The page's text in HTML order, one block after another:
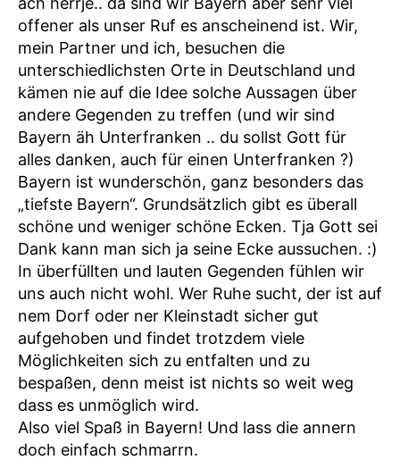
offener als unser Ruf es anscheinend ist. Wir,
mein Partner und ich, besuchen die
unterschiedlichsten Orte in Deutschland und
kämen nie auf die Idee solche Aussagen über
andere Gegenden zu treffen (und wir sind
Bayern äh Unterfranken .. du sollst Gott für
alles danken, auch für einen Unterfranken ?)
Bayern ist wunderschön, ganz besonders das
„tiefste Bayern“. Grundsätzlich gibt es überall
schöne und weniger schöne Ecken. Tja Gott sei
Dank kann man sich ja seine Ecke aussuchen. :)
In überfüllten und lauten Gegenden fühlen wir
uns auch nicht wohl. Wer Ruhe sucht, der ist auf
nem Dorf oder ner Kleinstadt sicher gut
aufgehoben und findet trotzdem viele
Möglichkeiten sich zu entfalten und zu
bespaßen, denn meist ist nichts so weit weg
dass es unmöglich wird.
Also viel Spaß in Bayern! Und lass die annern
doch einfach schmarrn.